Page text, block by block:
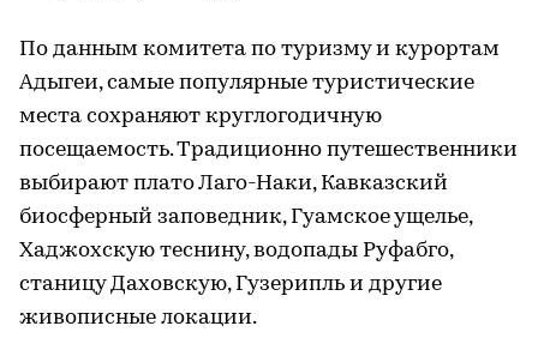
По данным комитета по туризму и курортам
Адыгеи, самые популярные туристические
места сохраняют круглогодичную
посещаемость. Традиционно путешественники
выбирают плато Лаго-Наки, Кавказский
биосферный заповедник, Гуамское ущелье,
Хаджохскую теснину, водопады Руфабго,
станицу Даховскую, Гузерипль и другие
живописные локации.